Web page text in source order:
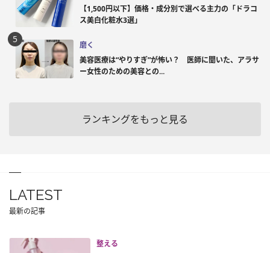
【1,500円以下】価格・成分別で選べる主力の「ドラコ
ス美白化粧水3選」
磨く
美容医療は“やりすぎ”が怖い？ 医師に聞いた、アラサ
ー女性のための美容との...
ランキングをもっと見る
LATEST
最新の記事
整える